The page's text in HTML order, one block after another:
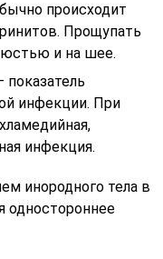
происходит
Прощупать
и на шее.
инфекции. При
инфекция.
инородного тела в
одностороннее